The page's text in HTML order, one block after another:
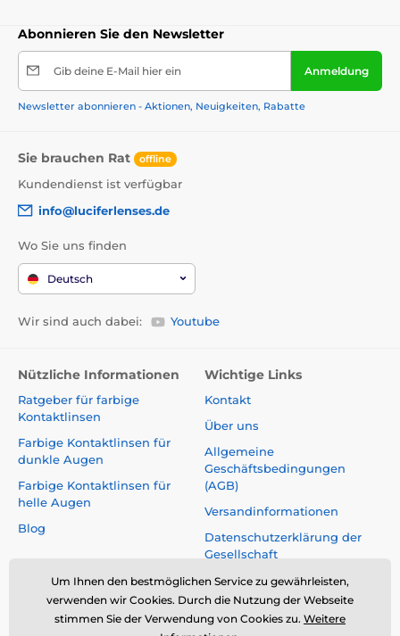
Abonnieren Sie den Newsletter
Gib deine E-Mail hier ein Anmeldung
Newsletter abonnieren - Aktionen, Neuigkeiten, Rabatte
Sie brauchen Rat offline
Kundendienst ist verfügbar
info@luciferlenses.de
Wo Sie uns finden
Deutsch
Wir sind auch dabei: Youtube
Nützliche Informationen
Ratgeber für farbige
Kontaktlinsen
Farbige Kontaktlinsen für
dunkle Augen
Farbige Kontaktlinsen für
helle Augen
Blog
Wichtige Links
Kontakt
Über uns
Allgemeine
Geschäftsbedingungen
(AGB)
Versandinformationen
Datenschutzerklärung der
Gesellschaft
Reklamationen und Rücktritt
vom Vertrag
Sicherheit und Qualität ohne
Um Ihnen den bestmöglichen Service zu gewährleisten,
verwenden wir Cookies. Durch die Nutzung der Webseite
stimmen Sie der Verwendung von Cookies zu. Weitere